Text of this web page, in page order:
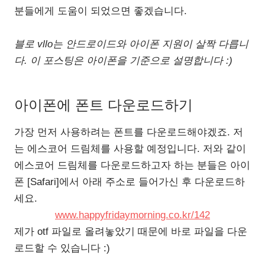
분들에게 도움이 되었으면 좋겠습니다.
블로 vllo는 안드로이드와 아이폰 지원이 살짝 다릅니
다. 이 포스팅은 아이폰을 기준으로 설명합니다 :)
아이폰에 폰트 다운로드하기
가장 먼저 사용하려는 폰트를 다운로드해야겠죠. 저
는 에스코어 드림체를 사용할 예정입니다. 저와 같이
에스코어 드림체를 다운로드하고자 하는 분들은 아이
폰 [Safari]에서 아래 주소로 들어가신 후 다운로드하
세요.
www.happyfridaymorning.co.kr/142
제가 otf 파일로 올려놓았기 때문에 바로 파일을 다운
로드할 수 있습니다 :)